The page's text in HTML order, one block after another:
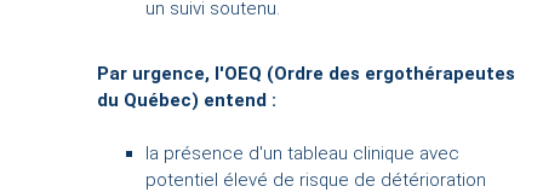
un suivi soutenu.
Par urgence, l'OEQ (Ordre des ergothérapeutes
du Québec) entend :
la présence d'un tableau clinique avec
potentiel élevé de risque de détérioration